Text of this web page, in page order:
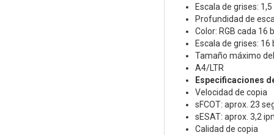
Escala de grises:
Profundidad de
Color: RGB cada 16
Escala de grises:
Tamaño máximo
A4/LTR
Especificaciones
Velocidad de copia
sFCOT: aprox. 23
sESAT: aprox. 3,2
Calidad de copia